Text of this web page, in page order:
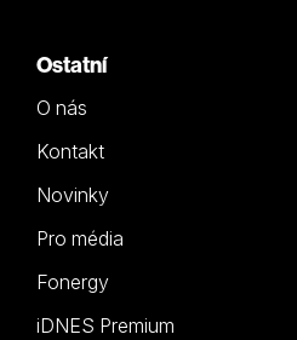
Ostatní
O nás
Kontakt
Novinky
Pro média
Fonergy
iDNES Premium